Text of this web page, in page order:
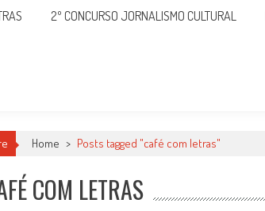
2º CONCURSO JORNALISMO CULTURAL
Home > Posts tagged "café com letras"
COM LETRAS